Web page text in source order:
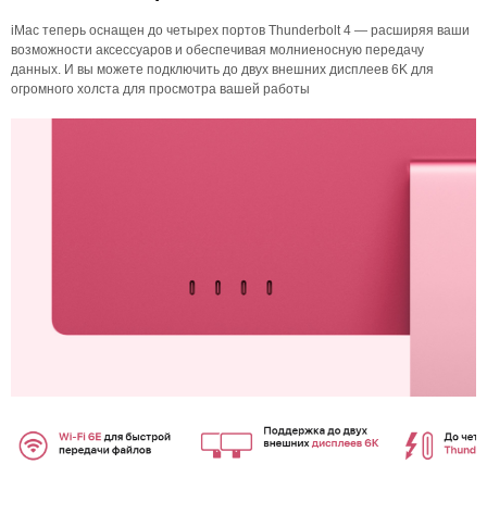
iMac теперь оснащен до четырех портов Thunderbolt 4 — расширяя ваши
возможности аксессуаров и обеспечивая молниеносную передачу
данных. И вы можете подключить до двух внешних дисплеев 6K для
огромного холста для просмотра вашей работы